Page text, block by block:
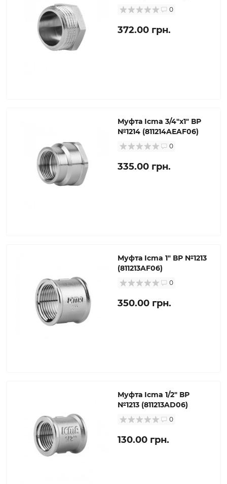
0
372.00 грн.
Муфта Icma 3/4"х1" ВР
№1214 (811214AEAF06)
0
335.00 грн.
Муфта Icma 1" ВР №1213
(811213AF06)
0
350.00 грн.
Муфта Icma 1/2" ВР
№1213 (811213AD06)
0
130.00 грн.